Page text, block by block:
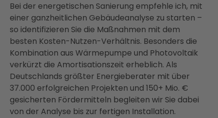
Bei der energetischen Sanierung empfehle ich, mit
einer ganzheitlichen Gebäudeanalyse zu starten –
so identifizieren Sie die Maßnahmen mit dem
besten Kosten-Nutzen-Verhältnis. Besonders die
Kombination aus Wärmepumpe und Photovoltaik
verkürzt die Amortisationszeit erheblich. Als
Deutschlands größter Energieberater mit über
37.000 erfolgreichen Projekten und 150+ Mio. €
gesicherten Fördermitteln begleiten wir Sie dabei
von der Analyse bis zur fertigen Installation.